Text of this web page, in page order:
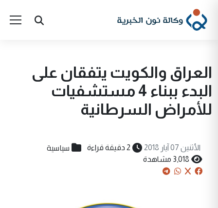
العراق والكويت يتفقان على
البدء ببناء 4 مستشفيات
للأمراض السرطانية
الأثنين 07 آيار 2018 2 دقيقة قراءة سياسية
3,018 مشاهدة